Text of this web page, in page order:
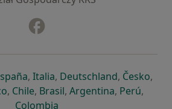
w nowej karcie
się w nowej karcie
otwiera się w nowej karcie
, Italiaotwiera się w nowej
, Deutschlandotwiera się
, Česko,
się w nowej karcie
otwiera się w nowej karcie
, Chileotwiera się w nowej karcie
, Brasilotwiera się w nowej
, Argentinaotwiera się
, Perú,
Colombia